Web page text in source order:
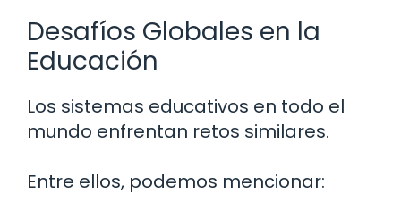
Desafíos Globales en la
Educación
Los sistemas educativos en todo el
mundo enfrentan retos similares.
Entre ellos, podemos mencionar: